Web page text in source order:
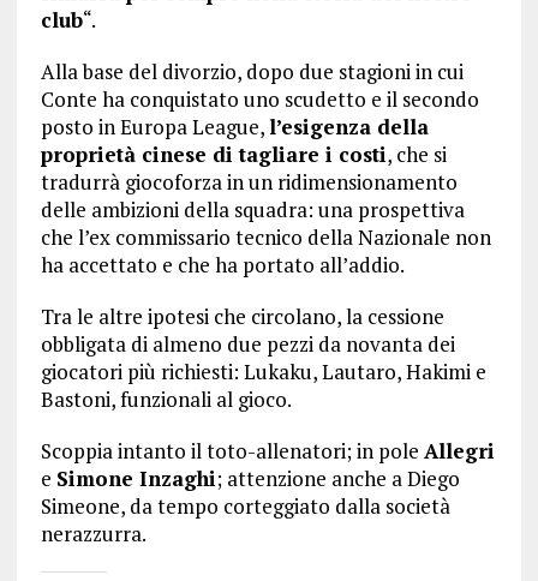
club“.
Alla base del divorzio, dopo due stagioni in cui
Conte ha conquistato uno scudetto e il secondo
posto in Europa League,l’esigenza della
proprietà cinese di tagliare i costi, che si
tradurrà giocoforza in un ridimensionamento
delle ambizioni della squadra: una prospettiva
che l’ex commissario tecnico della Nazionale non
ha accettato e che ha portato all’addio.
Tra le altre ipotesi che circolano, la cessione
obbligata di almeno due pezzi da novanta dei
giocatori più richiesti: Lukaku, Lautaro, Hakimi e
Bastoni, funzionali al gioco.
Scoppia intanto il toto-allenatori; in pole Allegri
e Simone Inzaghi; attenzione anche a Diego
Simeone, da tempo corteggiato dalla società
nerazzurra.